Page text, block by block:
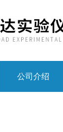
公司介绍